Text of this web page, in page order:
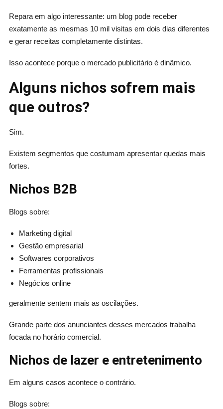
Repara em algo interessante: um blog pode receber
exatamente as mesmas 10 mil visitas em dois dias diferentes
e gerar receitas completamente distintas.
Isso acontece porque o mercado publicitário é dinâmico.
Alguns nichos sofrem mais
que outros?
Sim.
Existem segmentos que costumam apresentar quedas mais
fortes.
Nichos B2B
Blogs sobre:
Marketing digital
Gestão empresarial
Softwares corporativos
Ferramentas profissionais
Negócios online
geralmente sentem mais as oscilações.
Grande parte dos anunciantes desses mercados trabalha
focada no horário comercial.
Nichos de lazer e entretenimento
Em alguns casos acontece o contrário.
Blogs sobre: